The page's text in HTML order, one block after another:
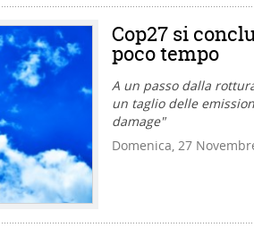
Cop27 si
poco tempo
A un passo dalla
un taglio delle
damage"
Domenica, 27